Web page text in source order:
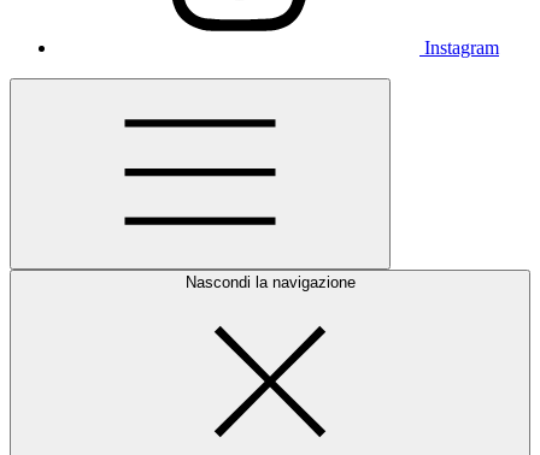
Instagram
Nascondi la navigazione